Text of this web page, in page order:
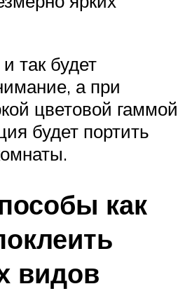
так будет
а при
цветовой гаммой
будет портить
как
видов